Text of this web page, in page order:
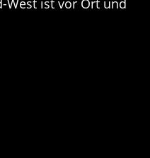
West ist vor Ort und